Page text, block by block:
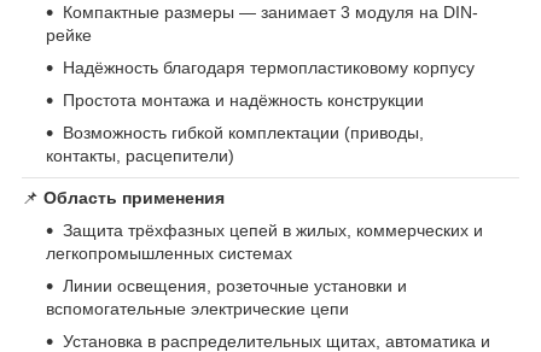
Компактные размеры — занимает 3 модуля на DIN-
рейке
Надёжность благодаря термопластиковому корпусу
Простота монтажа и надёжность конструкции
Возможность гибкой комплектации (приводы,
контакты, расцепители)
📌 Область применения
Защита трёхфазных цепей в жилых, коммерческих и
легкопромышленных системах
Линии освещения, розеточные установки и
вспомогательные электрические цепи
Установка в распределительных щитах, автоматика и